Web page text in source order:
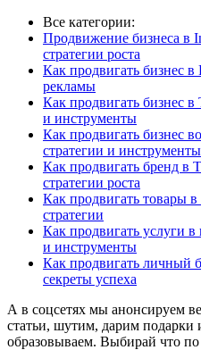
Все категории:
Продвижение бизнеса в
стратегии роста
Как продвигать бизнес в
рекламы
Как продвигать бизнес в
и инструменты
Как продвигать бизнес
стратегии и инструменты
Как продвигать бренд в
стратегии роста
Как продвигать товары
стратегии
Как продвигать услуги в
и инструменты
Как продвигать личный
секреты успеха
А в соцсетях мы анонсируем
статьи, шутим, дарим подарки
образовываем. Выбирай что